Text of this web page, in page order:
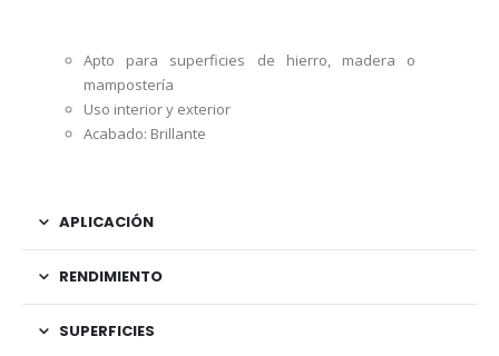
Apto para superficies de hierro, madera o
mampostería
Uso interior y exterior
Acabado: Brillante
APLICACIÓN
RENDIMIENTO
SUPERFICIES